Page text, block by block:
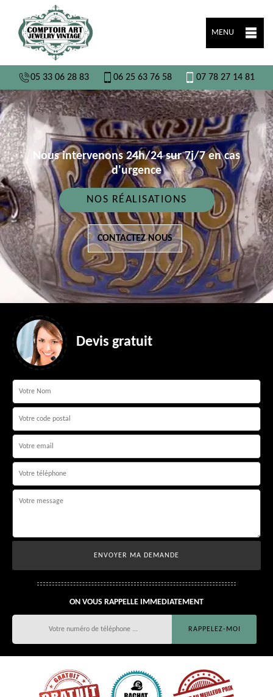
MENU
05 33 06 28 83 06 25 63 76 58 07 78 27 14 81
Nous intervenons 24h/24 sur 7j/7 en cas
d'urgence
NOS RÉALISATIONS
CONTACTEZ NOUS
Devis gratuit
ON VOUS RAPPELLE IMMEDIATEMENT